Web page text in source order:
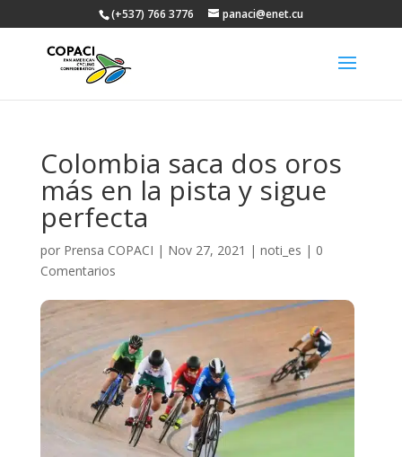
(+537) 766 3776 panaci@enet.cu
Colombia saca dos oros
más en la pista y sigue
perfecta
por Prensa COPACI | Nov 27, 2021 | noti_es | 0
Comentarios